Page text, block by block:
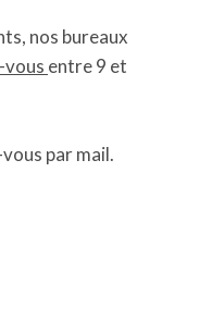
nos bureaux
vous entre 9 et
par mail.